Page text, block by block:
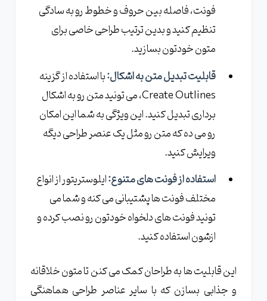
فونت، فاصله بین حروف و خطوط رو به سادگی
تنظیم کنید و بدین ترتیب طراحی خاصی برای
متون خودتون بسازید.
قابلیت تبدیل متن به اشکال:با استفاده از گزینه
Create Outlines، می تونید متن رو به اشکال
برداری تبدیل کنید. این ویژگی به شما این امکان
رو می ده که متن رو مثل یک عنصر طراحی دیگه
ویرایش کنید.
استفاده از فونت های متنوع:ایلوستریتور از انواع
مختلف فونت ها پشتیبانی می کنه و شما می
تونید فونت های دلخواه خودتون رو نصب کرده و
ازشون استفاده کنید.
این قابلیت ها به طراحان کمک می کنن تا متون خلاقانه
و جذابی بسازن که با سایر عناصر طراحی هماهنگی